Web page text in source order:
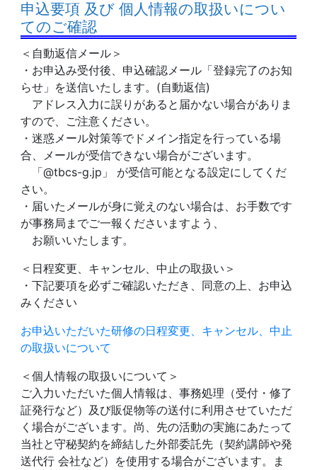
申込要項 及び 個人情報の取扱いについ
てのご確認
＜自動返信メール＞
・お申込み受付後、申込確認メール「登録完了のお知
らせ」を送信いたします。(自動返信)
アドレス入力に誤りがあると届かない場合がありま
すので、ご注意ください。
・迷惑メール対策等でドメイン指定を行っている場
合、メールが受信できない場合がございます。
「@tbcs-g.jp」 が受信可能となる設定にしてくだ
さい。
・届いたメールが身に覚えのない場合は、お手数です
が事務局までご一報くださいますよう、
お願いいたします。
＜日程変更、キャンセル、中止の取扱い＞
・下記要項を必ずご確認いただき、同意の上、お申込
みください
お申込いただいた研修の日程変更、キャンセル、中止
の取扱いについて
＜個人情報の取扱いについて＞
ご入力いただいた個人情報は、事務処理（受付・修了
証発行など）及び販促物等の送付に利用させていただ
く場合がございます。尚、先の活動の実施にあたって
当社と守秘契約を締結した外部委託先（契約講師や発
送代行 会社など）を使用する場合がございます。ま